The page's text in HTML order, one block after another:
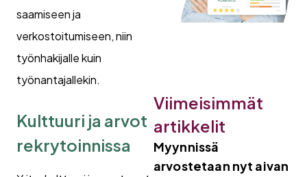
saamiseen ja
verkostoitumiseen, niin
työnhakijalle kuin
työnantajallekin.
Kulttuuri ja arvot
rekrytoinnissa
Viimeisimmät
artikkelit
Myynnissä
arvostetaan nyt aivan